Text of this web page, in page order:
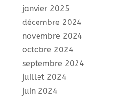
janvier 2025
décembre 2024
novembre 2024
octobre 2024
septembre 2024
juillet 2024
juin 2024